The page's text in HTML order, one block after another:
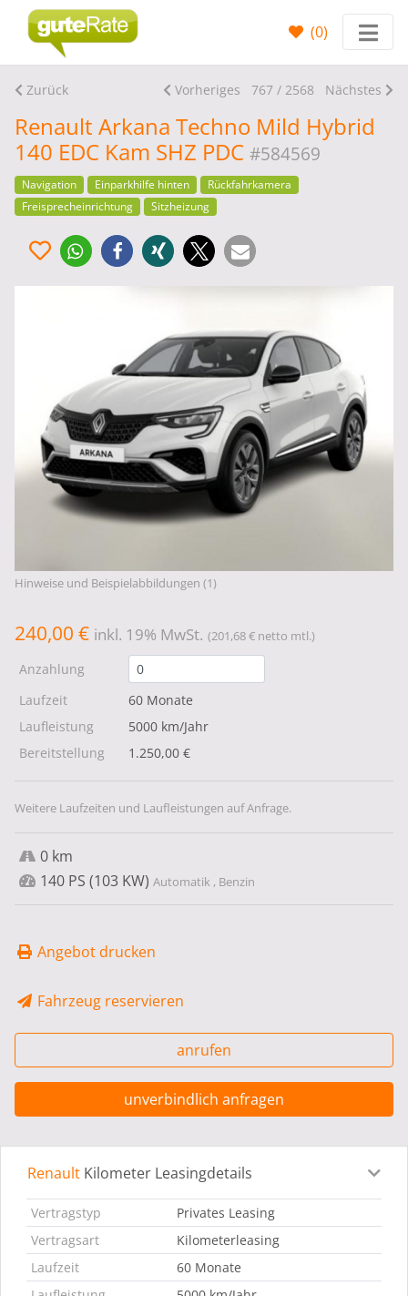
(0)
Zurück Vorheriges 767 / 2568 Nächstes
Renault Arkana Techno Mild Hybrid
140 EDC Kam SHZ PDC #584569
Navigation Einparkhilfe hinten
Rückfahrkamera
Freisprecheinrichtung
Sitzheizung
Hinweise und Beispielabbildungen (1)
240,00 € inkl. 19% MwSt. (201,68 € netto mtl.)
Anzahlung
Laufzeit
60 Monate
Laufleistung
5000 km/Jahr
Bereitstellung
1.250,00 €
Weitere Laufzeiten und Laufleistungen auf Anfrage.
0 km
140 PS (103 KW) Automatik , Benzin
Angebot drucken
Fahrzeug reservieren
anrufen
unverbindlich anfragen
Leasingdetails Fahrzeugdetails
Renault Kilometer Leasingdetails
Vertragstyp
Privates Leasing
Vertragsart
Kilometerleasing
Laufzeit
60 Monate